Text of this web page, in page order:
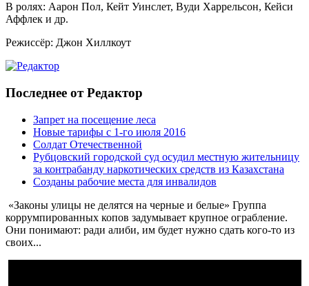
В ролях: Аарон Пол, Кейт Уинслет, Вуди Харрельсон, Кейси
Аффлек и др.
Режиссёр: Джон Хиллкоут
Последнее от Редактор
Запрет на посещение леса
Новые тарифы с 1-го июля 2016
Солдат Отечественной
Рубцовский городской суд осудил местную жительницу
за контрабанду наркотических средств из Казахстана
Созданы рабочие места для инвалидов
«Законы улицы не делятся на черные и белые» Группа
коррумпированных копов задумывает крупное ограбление.
Они понимают: ради алиби, им будет нужно сдать кого-то из
своих...